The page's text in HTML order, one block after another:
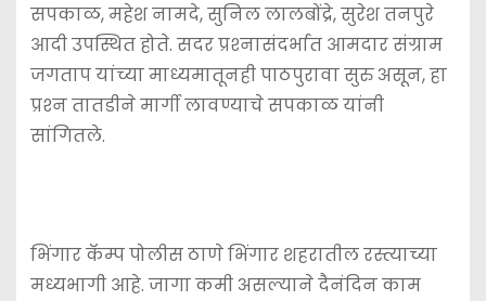
सपकाळ, महेश नामदे, सुनिल लालबोंद्रे, सुरेश तनपुरे
आदी उपस्थित होते. सदर प्रश्‍नासंदर्भात आमदार संग्राम
जगताप यांच्या माध्यमातूनही पाठपुरावा सुरु असून, हा
प्रश्‍न तातडीने मार्गी लावण्याचे सपकाळ यांनी
सांगितले.
भिंगार कॅम्प पोलीस ठाणे भिंगार शहरातील रस्त्याच्या
मध्यभागी आहे. जागा कमी असल्याने दैनंदिन काम